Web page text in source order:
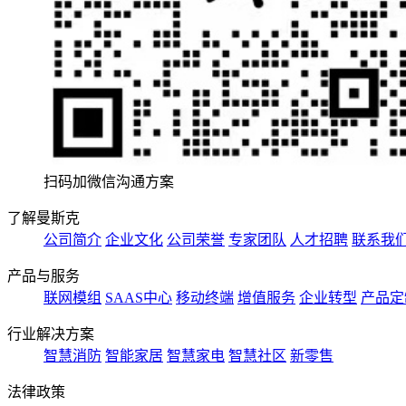
扫码加微信沟通方案
了解曼斯克
公司简介 企业文化 公司荣誉 专家团队 人才招聘 联系我
产品与服务
联网模组 SAAS中心 移动终端 增值服务 企业转型 产品
行业解决方案
智慧消防 智能家居 智慧家电 智慧社区 新零售
法律政策